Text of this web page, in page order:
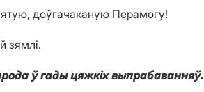
доўгачаканую Перамогу!
зямлі.
ў гады цяжкіх выпрабаванняў.